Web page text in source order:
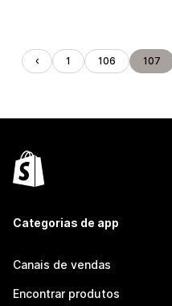
1 106 107
Categorias de app
Canais de vendas
Encontrar produtos